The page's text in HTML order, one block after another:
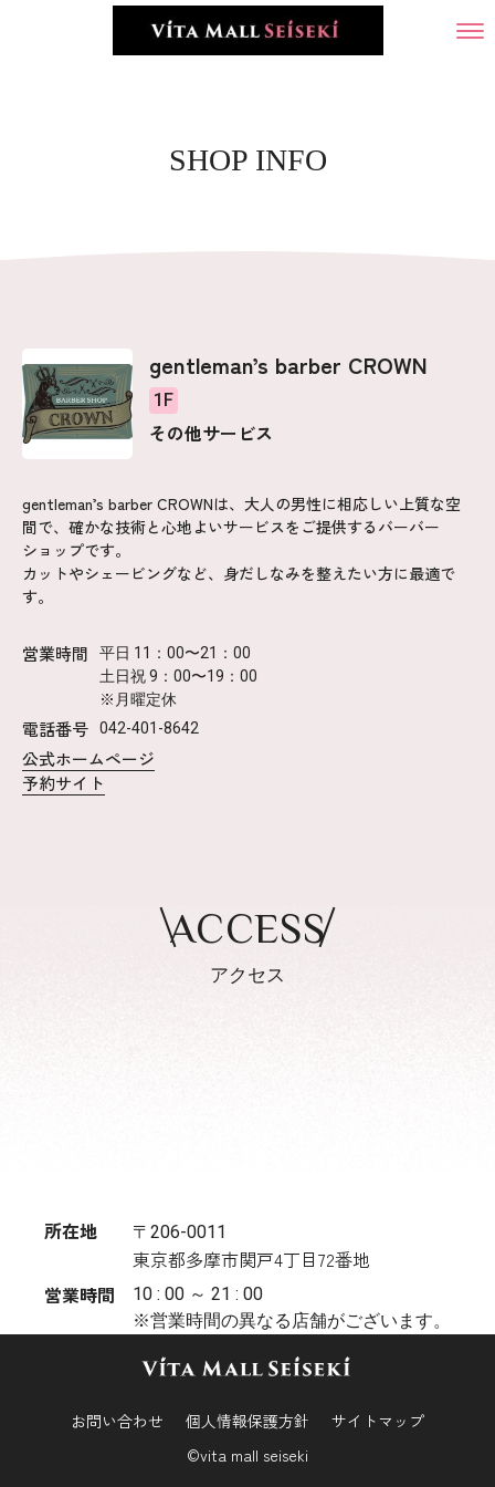
SHOP INFO
gentleman’s barber CROWN
1F
その他サービス
gentleman’s barber CROWNは、大人の男性に相応しい上質な空
間で、確かな技術と心地よいサービスをご提供するバーバー
ショップです。
カットやシェービングなど、身だしなみを整えたい方に最適で
す。
営業時間
平日 11：00〜21：00
土日祝 9：00〜19：00
※月曜定休
電話番号 042-401-8642
公式ホームページ
予約サイト
ACCESS
アクセス
所在地 〒206-0011
東京都多摩市関戸4丁目72番地
営業時間
10 : 00 ～ 21 : 00
※営業時間の異なる店舗がございます。
お問い合わせ 個人情報保護方針
サイトマップ
©vita mall seiseki